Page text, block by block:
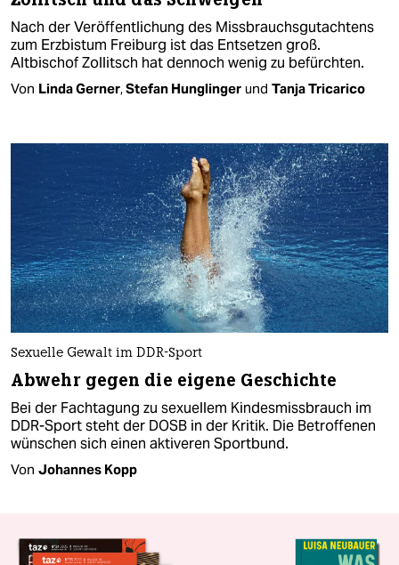
Nach der Veröffentlichung des Missbrauchsgutachtens
zum Erzbistum Freiburg ist das Entsetzen groß.
Altbischof Zollitsch hat dennoch wenig zu befürchten.
Von Linda Gerner,Stefan Hunglinger und Tanja Tricarico
Sexuelle Gewalt im DDR-Sport
Abwehr gegen die eigene Geschichte
Bei der Fachtagung zu sexuellem Kindesmissbrauch im
DDR-Sport steht der DOSB in der Kritik. Die Betroffenen
wünschen sich einen aktiveren Sportbund.
Von Johannes Kopp